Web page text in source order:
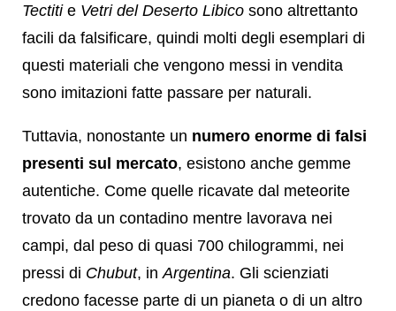
Tectitie Vetri del Deserto Libico sono altrettanto
facili da falsificare, quindi molti degli esemplari di
questi materiali che vengono messi in vendita
sono imitazioni fatte passare per naturali.
Tuttavia, nonostante un numero enorme di falsi
presenti sul mercato, esistono anche gemme
autentiche. Come quelle ricavate dal meteorite
trovato da un contadino mentre lavorava nei
campi, dal peso di quasi 700 chilogrammi, nei
pressi di Chubut, in Argentina. Gli scienziati
credono facesse parte di un pianeta o di un altro